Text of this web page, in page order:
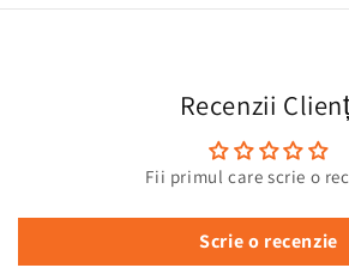
Recenzii
Fii primul care scrie o
Scrie o recenzie